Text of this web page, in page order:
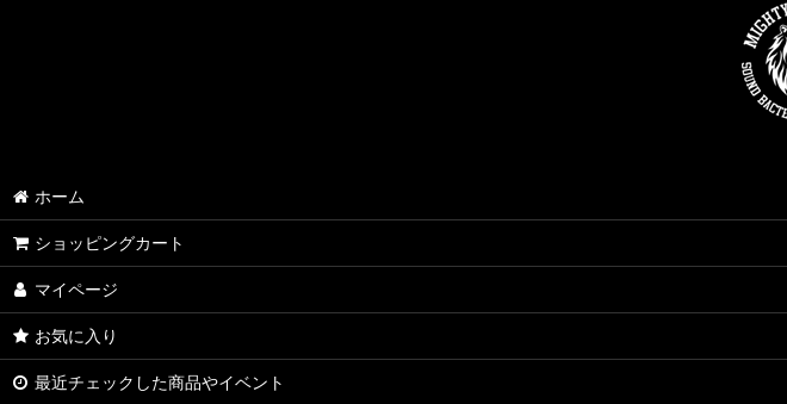
ホーム
ショッピングカート
マイページ
お気に入り
最近チェックした商品やイベント